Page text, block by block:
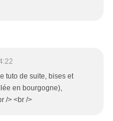
tuto de suite, bises et
en bourgogne),
/> <br />